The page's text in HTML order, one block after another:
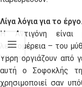
Λίγα λόγια για το
Η Αντιγόνη είναι
λεπτομέρεια – του
Ύβρη οργιάζουν από
αυτή ο Σοφοκλής
χρησιμοποιεί σαν